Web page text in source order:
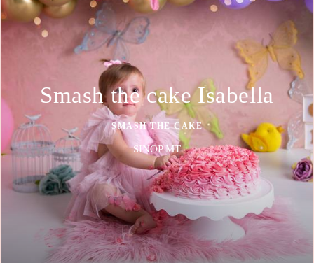
Smash the cake Isabella
SMASH THE CAKE
SINOP MT